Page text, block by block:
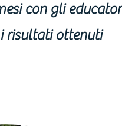
con gli
risultati ottenuti